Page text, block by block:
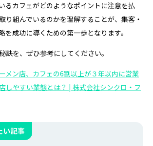
るカフェがどのようなポイントに注意を払
り組んでいるのかを理解することが、集客・
を成功に導くための第一歩となります。
訣を、ぜひ参考にしてください。
メン店、カフェの6割以上が３年以内に営業
しやすい業態とは？ | 株式会社シンクロ・フ
い記事